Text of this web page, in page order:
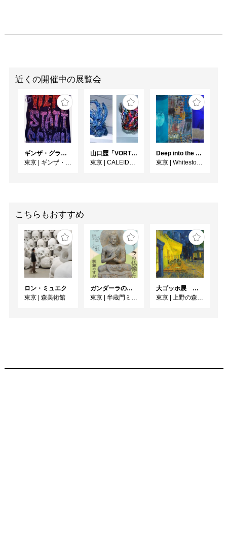
近くの開催中の展覧会
ギンザ・グラフィック・ギャラリー第415回企画展 ダフィ・クーネ：ポスターを構築する ―形をつくる、版をつくる、表現をつくる―
東京
ギンザ・グラフィック・ギャラリー
⼭⼝歴「VORTEX」
東京
CALEIDO GINZA THE HUB
Deep into the Blue―蒼の深層へ：木梨アイネ、名坂千吉郎、猪熊克芳
東京
Whitestone Gallery
こちらもおすすめ
ロン・ミュエク
東京
森美術館
ガンダーラの仏像と仏伝ー釈尊のすがたー
東京
半蔵門ミュージアム
大ゴッホ展 夜のカフェテラス
東京
上野の森美術館